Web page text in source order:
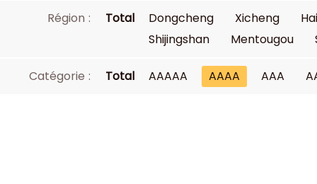
Région : Total Dongcheng Xicheng
Shijingshan
Mentougou
Catégorie : Total AAAAA AAAA AAA